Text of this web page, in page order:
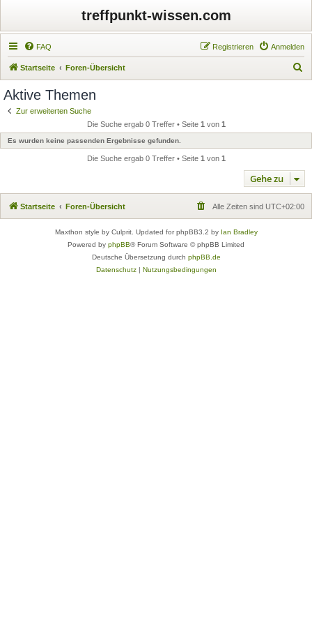
treffpunkt-wissen.com
FAQ Anmelden
Registrieren
Startseite Foren-Übersicht
e
Aktive Themen
Zur erweiterten Suche
Die Suche ergab 0 Treffer • Seite 1 von 1
Es wurden keine passenden Ergebnisse gefunden.
Die Suche ergab 0 Treffer • Seite 1 von 1
Gehe zu
Startseite Foren-Übersicht Alle Zeiten sind UTC+02:00
Maxthon style by Culprit. Updated for phpBB3.2 by Ian Bradley
Powered by phpBB® Forum Software © phpBB Limited
Deutsche Übersetzung durch phpBB.de
Datenschutz| Nutzungsbedingungen